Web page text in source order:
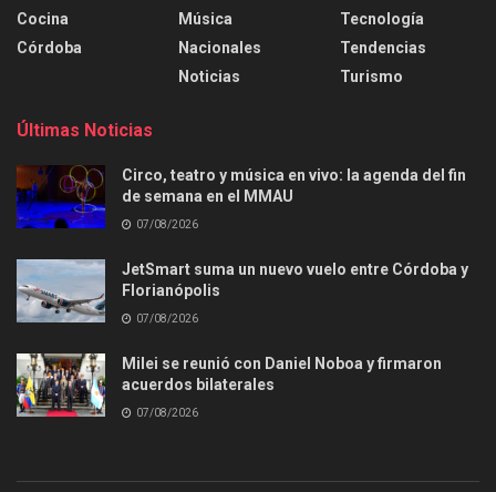
Cocina
Córdoba
Música
Nacionales
Noticias
Tecnología
Tendencias
Turismo
Últimas Noticias
Circo, teatro y música en vivo: la agenda del fin
de semana en el MMAU
07/08/2026
JetSmart suma un nuevo vuelo entre Córdoba y
Florianópolis
07/08/2026
Milei se reunió con Daniel Noboa y firmaron
acuerdos bilaterales
07/08/2026